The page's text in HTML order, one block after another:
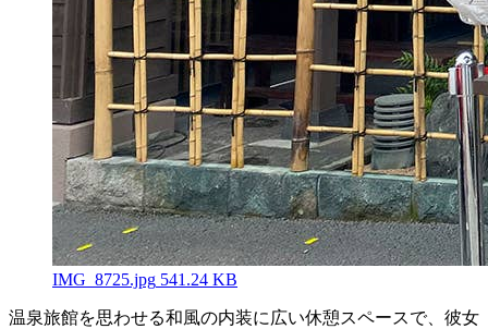
IMG_8725.jpg 541.24 KB
温泉旅館を思わせる和風の内装に広い休憩スペースで、彼女